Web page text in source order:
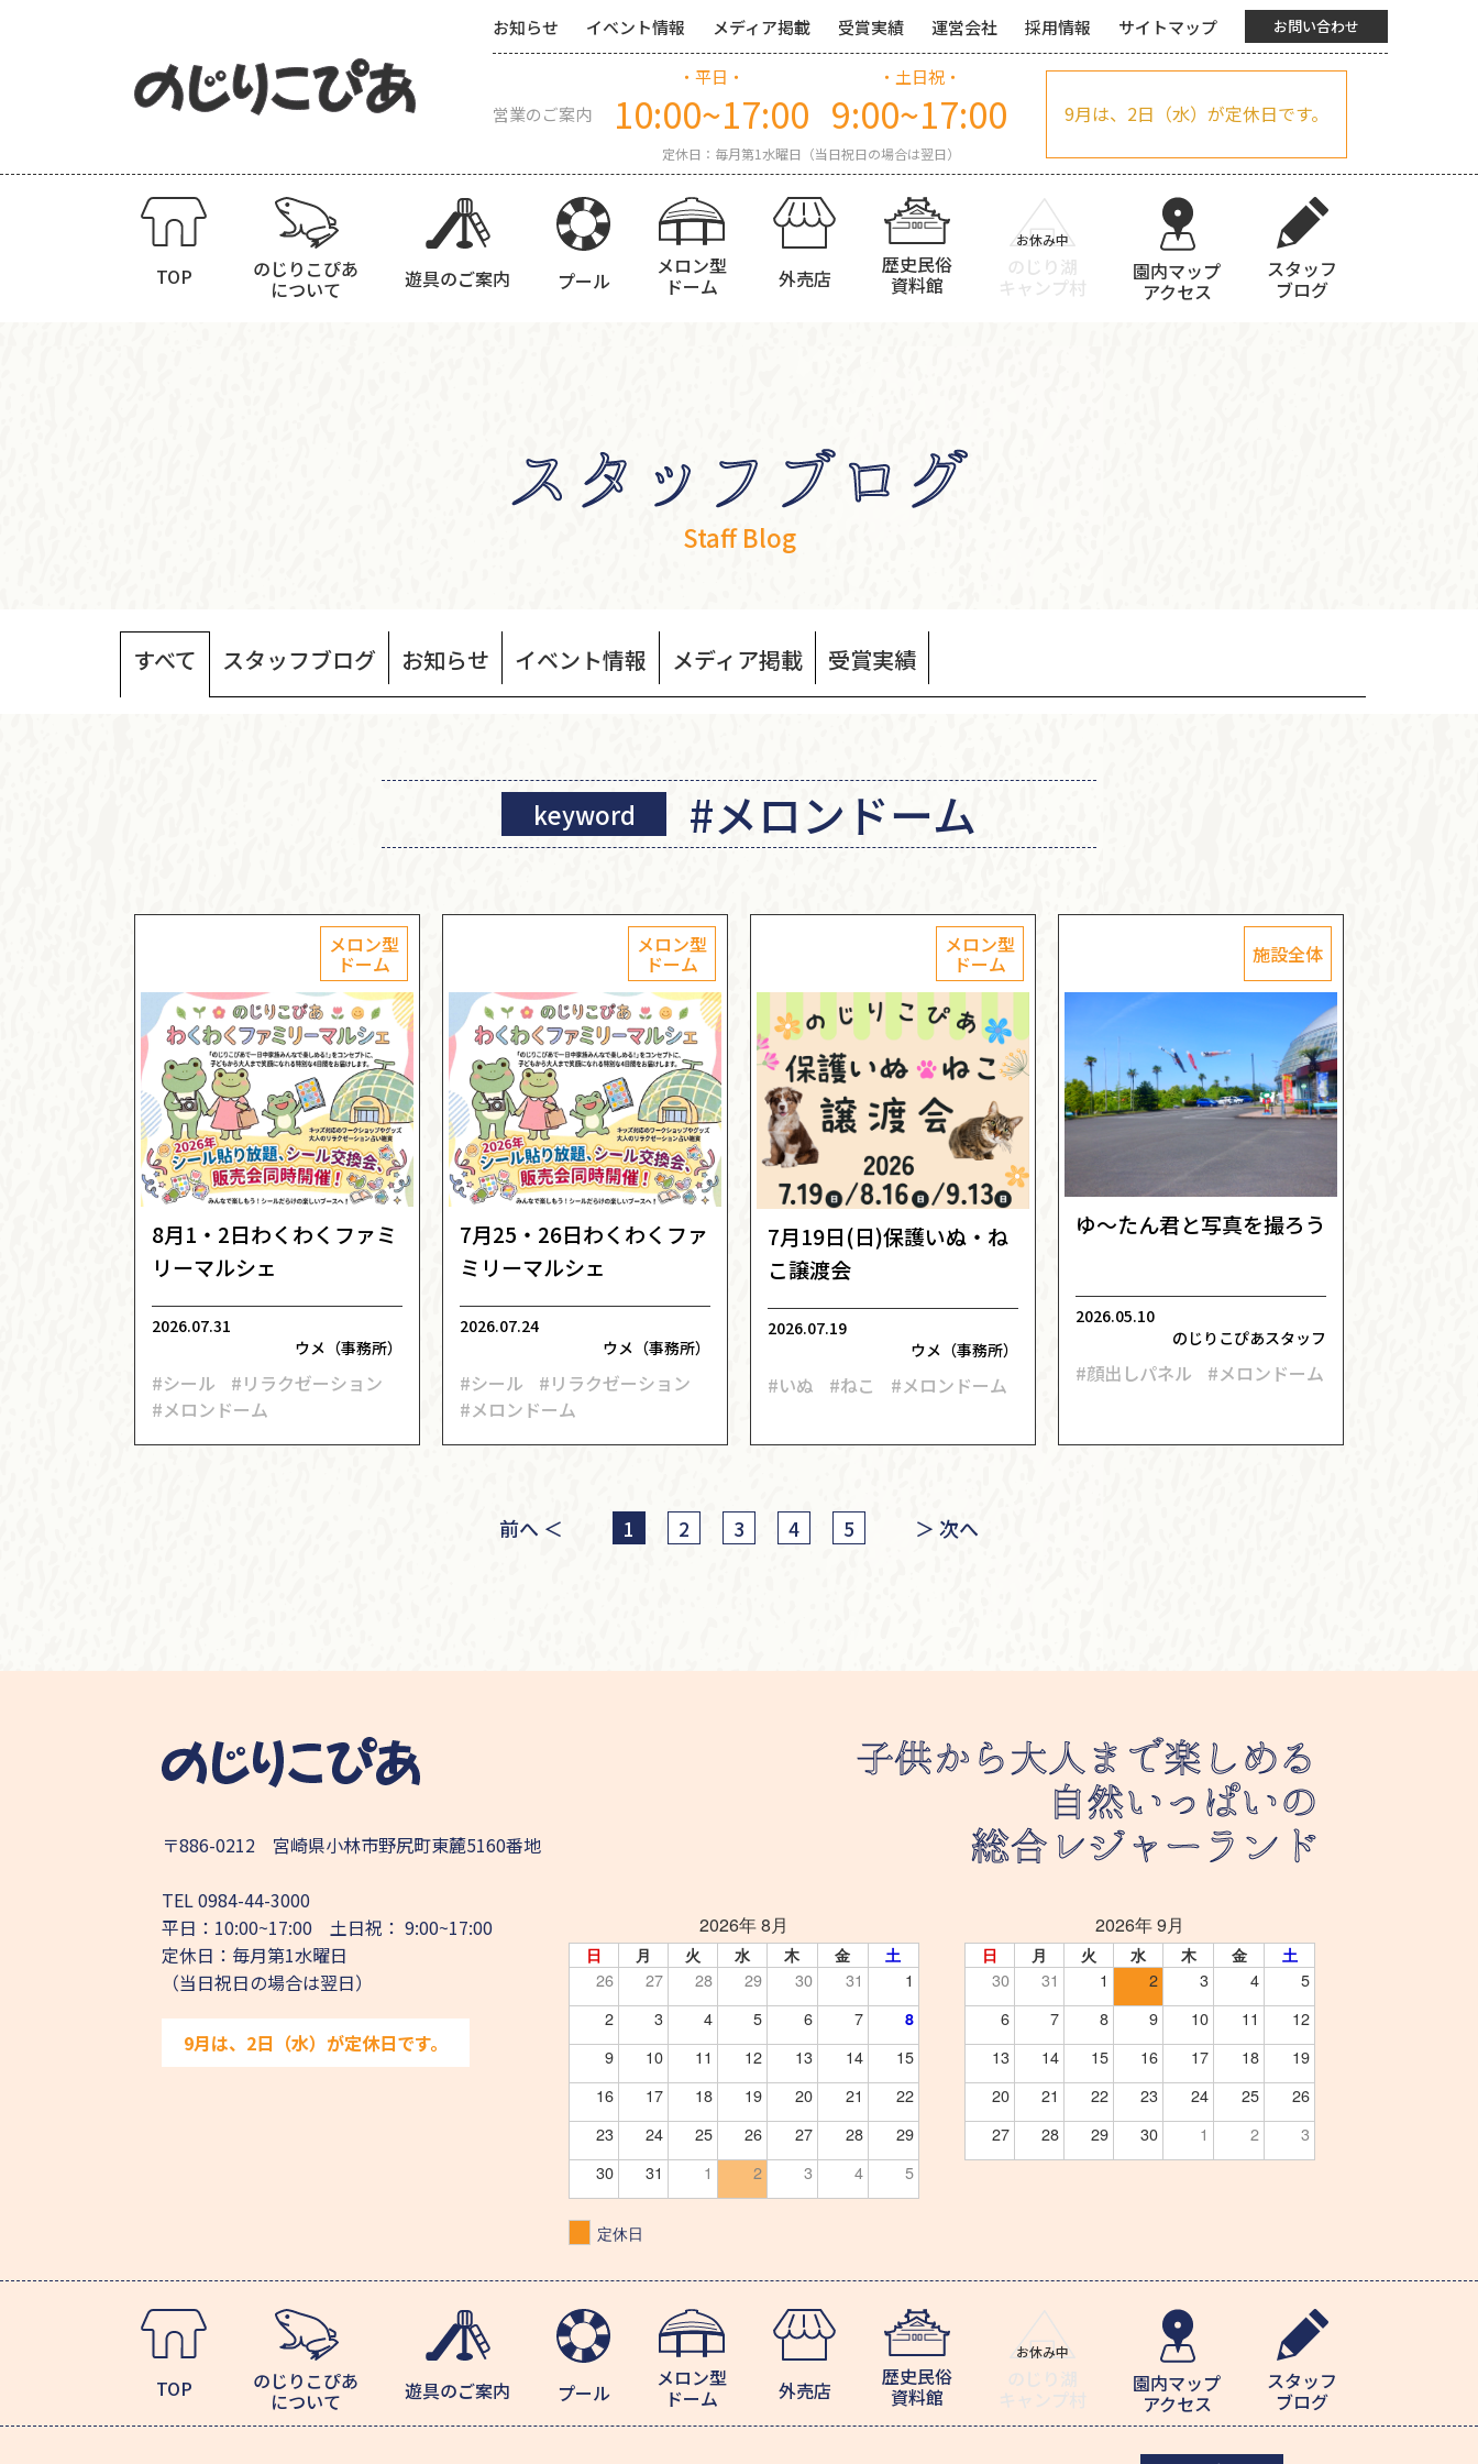
お知らせ イベント情報 メディア掲載 受賞実績 運営会社 採用情報 サイトマップ お問い合わせ
営業のご案内
・平日・
10:00~17:00
・土日祝・
9:00~17:00
定休日：毎月第1水曜日（当日祝日の場合は翌日）
9月は、2日（水）が定休日です。
TOP のじりこぴあ
について 遊具のご案内 プール
メロン型
ドーム 外売店
歴史民俗
資料館
のじり湖
キャンプ村
園内マップ
アクセス
スタッフ
ブログ
Staff Blog
すべて スタッフブログ お知らせ イベント情報 メディア掲載 受賞実績
keyword #メロンドーム
メロン型
ドーム
8月1・2日わくわくファミ
リーマルシェ
2026.07.31
ウメ（事務所）
#シール
#リラクゼーション
#メロンドーム
メロン型
ドーム
7月25・26日わくわくファ
ミリーマルシェ
2026.07.24
ウメ（事務所）
#シール
#リラクゼーション
#メロンドーム
メロン型
ドーム
7月19日(日)保護いぬ・ね
こ譲渡会
2026.07.19
ウメ（事務所）
#いぬ #ねこ #メロンドーム
施設全体
ゆ～たん君と写真を撮ろう
2026.05.10
のじりこぴあスタッフ
#顔出しパネル #メロンドーム
前へ ＜ 1 2 3 4 5 ＞ 次へ
〒886-0212 宮崎県小林市野尻町東麓5160番地
TEL0984-44-3000
平日：10:00~17:00 土日祝： 9:00~17:00
定休日：毎月第1水曜日
（当日祝日の場合は翌日）
9月は、2日（水）が定休日です。
2026年 8月
日 月 火 水 木 金 土
26 27 28 29 30 31
1
2
3 4 5 6 7 8
9 10 11 12 13 14
15
16
17 18 19 20 21
22
23
24 25 26 27 28
29
30
31 1 2 3 4 5
2026年 9月
日 月 火 水 木 金 土
30 31 1 2 3 4
5
6
7 8 9 10 11
12
13
14 15 16 17 18
19
20
21 22 23 24 25
26
27
28 29 30 1 2 3
定休日
TOP のじりこぴあ
について 遊具のご案内 プール
メロン型
ドーム 外売店
歴史民俗
資料館
のじり湖
キャンプ村
園内マップ
アクセス
スタッフ
ブログ